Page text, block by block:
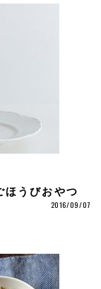
ほうびおやつ
2016/09/07